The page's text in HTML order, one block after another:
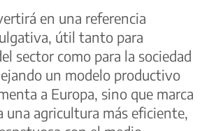
en una referencia
útil tanto para
sector como para la sociedad
un modelo productivo
a Europa, sino que marca
una agricultura más eficiente,